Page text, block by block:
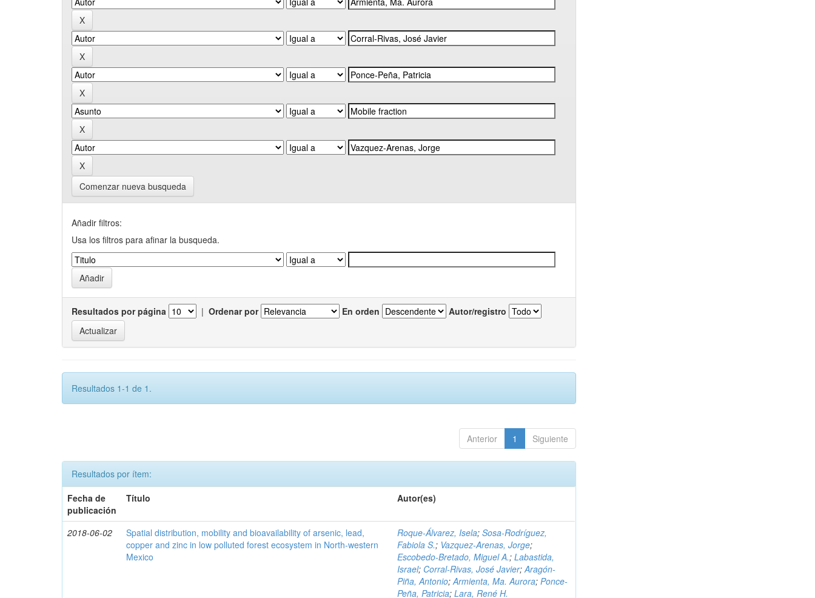
Comenzar nueva busqueda
Añadir filtros:
Usa los filtros para afinar la busqueda.
Resultados por página | Ordenar por En orden Autor/registro
Resultados 1-1 de 1.
Anterior 1 Siguiente
Resultados por ítem:
Fecha de
publicación
Título Autor(es)
2018-06-02
Spatial distribution, mobility and bioavailability of arsenic, lead,
copper and zinc in low polluted forest ecosystem in North-western
Mexico
Roque-Álvarez, Isela;Sosa-Rodríguez,
Fabiola S.; Vazquez-Arenas, Jorge;
Escobedo-Bretado, Miguel A.;Labastida,
Israel; Corral-Rivas, José Javier;Aragón-
Piña, Antonio;Armienta, Ma. Aurora;Ponce-
Peña, Patricia;Lara, René H.